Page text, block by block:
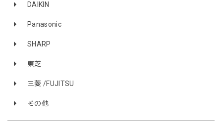
DAIKIN
Panasonic
SHARP
東芝
三菱 /FUJITSU
その他